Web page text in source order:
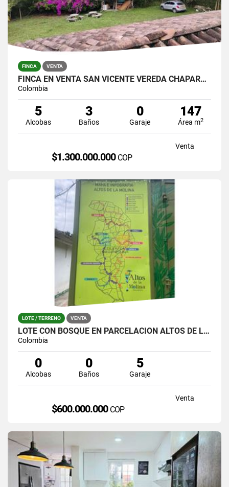
FINCA VENTA
FINCA EN VENTA SAN VICENTE VEREDA CHAPARRAL SOLO CONTADO
Colombia
5
Alcobas
3
Baños
0
Garaje
147
Área m2
Venta
$1.300.000.000 COP
LOTE / TERRENO VENTA
LOTE CON BOSQUE EN PARCELACIÓN ALTOS DE LA MOLINA – GUARNE
Colombia
0
Alcobas
0
Baños
5
Garaje
Venta
$600.000.000 COP